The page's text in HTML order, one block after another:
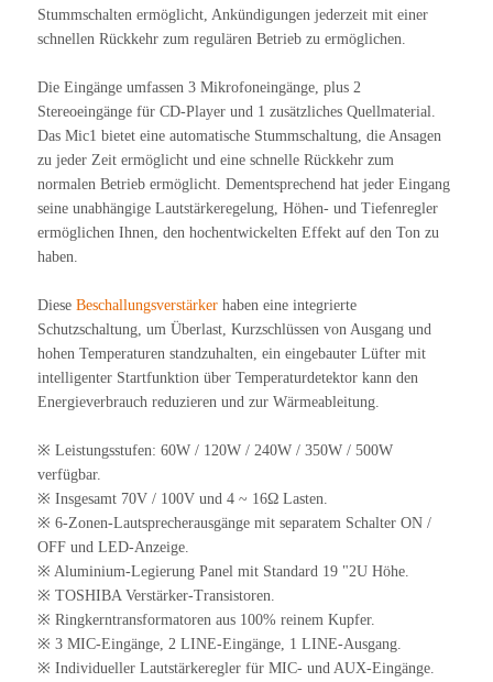
Stummschalten ermöglicht, Ankündigungen jederzeit mit einer
schnellen Rückkehr zum regulären Betrieb zu ermöglichen.
Die Eingänge umfassen 3 Mikrofoneingänge, plus 2
Stereoeingänge für CD-Player und 1 zusätzliches Quellmaterial.
Das Mic1 bietet eine automatische Stummschaltung, die Ansagen
zu jeder Zeit ermöglicht und eine schnelle Rückkehr zum
normalen Betrieb ermöglicht. Dementsprechend hat jeder Eingang
seine unabhängige Lautstärkeregelung, Höhen- und Tiefenregler
ermöglichen Ihnen, den hochentwickelten Effekt auf den Ton zu
haben.
DieseBeschallungsverstärker haben eine integrierte
Schutzschaltung, um Überlast, Kurzschlüssen von Ausgang und
hohen Temperaturen standzuhalten, ein eingebauter Lüfter mit
intelligenter Startfunktion über Temperaturdetektor kann den
Energieverbrauch reduzieren und zur Wärmeableitung.
※ Leistungsstufen: 60W / 120W / 240W / 350W / 500W
verfügbar.
※ Insgesamt 70V / 100V und 4 ~ 16Ω Lasten.
※ 6-Zonen-Lautsprecherausgänge mit separatem Schalter ON /
OFF und LED-Anzeige.
※ Aluminium-Legierung Panel mit Standard 19 "2U Höhe.
※ TOSHIBA Verstärker-Transistoren.
※ Ringkerntransformatoren aus 100% reinem Kupfer.
※ 3 MIC-Eingänge, 2 LINE-Eingänge, 1 LINE-Ausgang.
※ Individueller Lautstärkeregler für MIC- und AUX-Eingänge.